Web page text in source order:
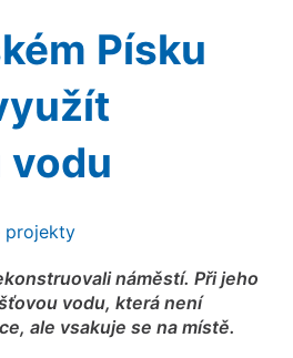
Písku
projekty
náměstí. Při jeho
vodu, která není
ale vsakuje se na místě.